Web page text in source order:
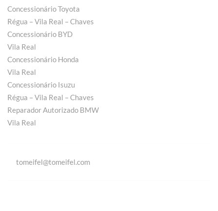
Concessionário Toyota
Régua – Vila Real – Chaves
Concessionário BYD
Vila Real
Concessionário Honda
Vila Real
Concessionário Isuzu
Régua – Vila Real – Chaves
Reparador Autorizado BMW
Vila Real
tomeifel@tomeifel.com